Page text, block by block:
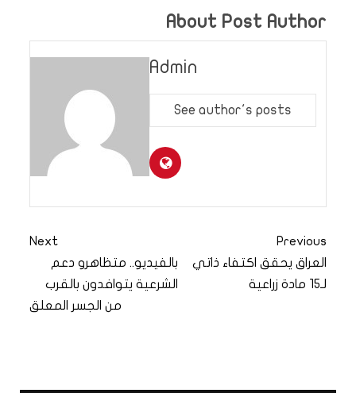
About Post Author
Admin
See author's posts
Previous
العراق يحقق اكتفاء ذاتي
لـ15 مادة زراعية
Next
بالفيديو.. متظاهرو دعم
الشرعية يتوافدون بالقرب
من الجسر المعلق